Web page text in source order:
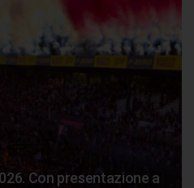
Con presentazione a